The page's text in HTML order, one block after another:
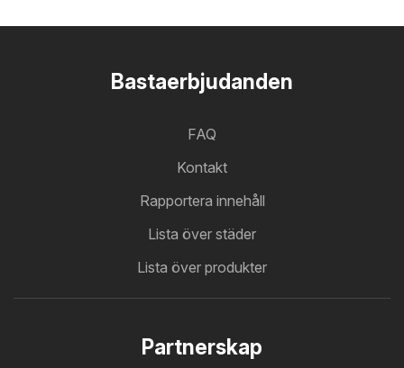
Bastaerbjudanden
FAQ
Kontakt
Rapportera innehåll
Lista över städer
Lista över produkter
Partnerskap